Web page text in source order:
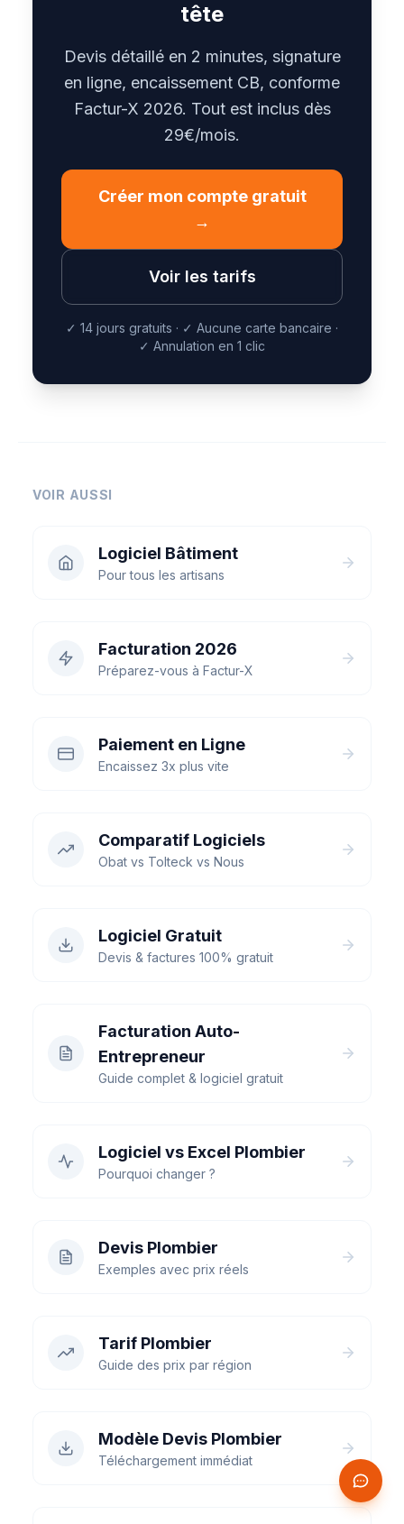
tête
Devis détaillé en 2 minutes, signature
en ligne, encaissement CB, conforme
Factur-X 2026. Tout est inclus dès
29€/mois.
Créer mon compte gratuit
→
Voir les tarifs
✓ 14 jours gratuits · ✓ Aucune carte bancaire ·
✓ Annulation en 1 clic
VOIR AUSSI
Logiciel Bâtiment
Pour tous les artisans
Facturation 2026
Préparez-vous à Factur-X
Paiement en Ligne
Encaissez 3x plus vite
Comparatif Logiciels
Obat vs Tolteck vs Nous
Logiciel Gratuit
Devis & factures 100% gratuit
Facturation Auto-
Entrepreneur
Guide complet & logiciel gratuit
Logiciel vs Excel Plombier
Pourquoi changer ?
Devis Plombier
Exemples avec prix réels
Tarif Plombier
Guide des prix par région
Modèle Devis Plombier
Téléchargement immédiat